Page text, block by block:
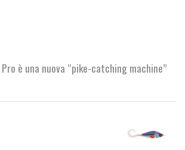
è una nuova “pike-catching machine”